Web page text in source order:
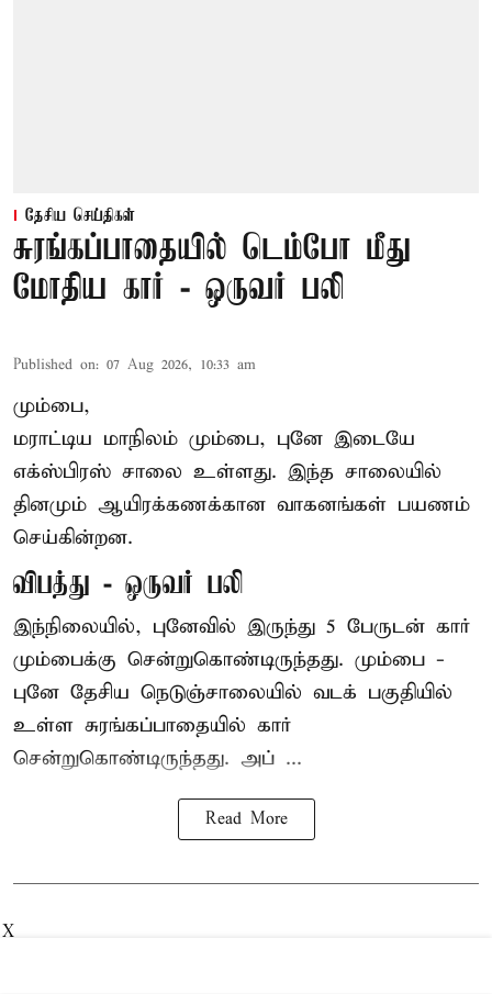
தேசிய செய்திகள்
சுரங்கப்பாதையில் டெம்போ மீது
மோதிய கார் - ஒருவர் பலி
Published on: 07 Aug 2026, 10:33 am
மும்பை,
மராட்டிய மாநிலம் மும்பை, புனே இடையே
எக்ஸ்பிரஸ் சாலை உள்ளது. இந்த சாலையில்
தினமும் ஆயிரக்கணக்கான வாகனங்கள் பயணம்
செய்கின்றன.
விபத்து - ஒருவர் பலி
இந்நிலையில், புனேவில் இருந்து 5 பேருடன் கார்
மும்பைக்கு சென்றுகொண்டிருந்தது. மும்பை -
புனே தேசிய நெடுஞ்சாலையில் வடக் பகுதியில்
உள்ள சுரங்கப்பாதையில் கார்
சென்றுகொண்டிருந்தது. அப் ...
Read More
X